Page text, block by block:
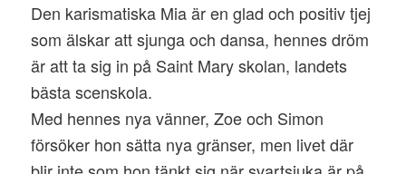
Den karismatiska Mia är en glad och positiv tjej
som älskar att sjunga och dansa, hennes dröm
är att ta sig in på Saint Mary skolan, landets
bästa scenskola.
Med hennes nya vänner, Zoe och Simon
försöker hon sätta nya gränser, men livet där